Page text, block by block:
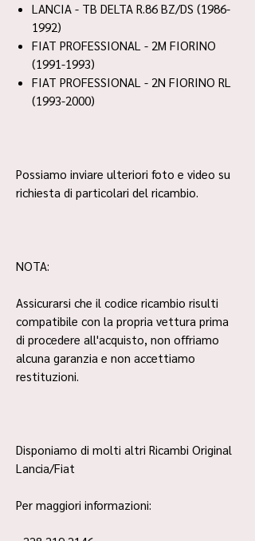
LANCIA - TB DELTA R.86 BZ/DS (1986-
1992)
FIAT PROFESSIONAL - 2M FIORINO
(1991-1993)
FIAT PROFESSIONAL - 2N FIORINO RL
(1993-2000)
Possiamo inviare ulteriori foto e video su
richiesta di particolari del ricambio.
NOTA:
Assicurarsi che il codice ricambio risulti
compatibile con la propria vettura prima
di procedere all'acquisto, non offriamo
alcuna garanzia e non accettiamo
restituzioni.
Disponiamo di molti altri Ricambi Original
Lancia/Fiat
Per maggiori informazioni: